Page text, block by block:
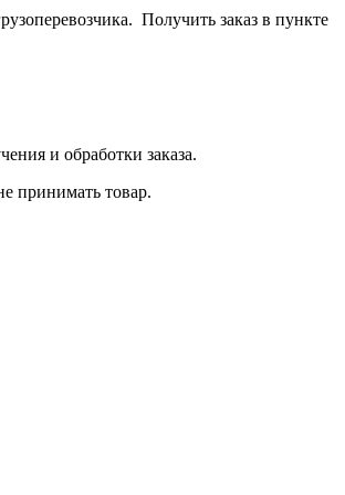
Получить заказ в пункте
и обработки заказа.
принимать товар.